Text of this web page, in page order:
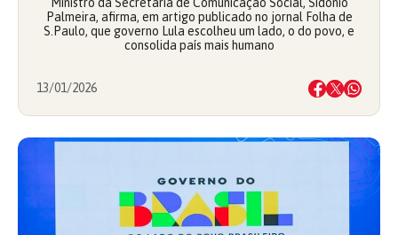
Palmeira, afirma, em artigo publicado no jornal Folha de
S.Paulo, que governo Lula escolheu um lado, o do povo, e
consolida país mais humano
13/01/2026